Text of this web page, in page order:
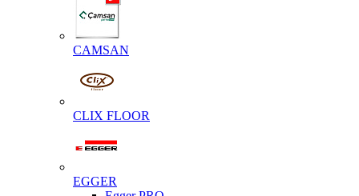
CAMSAN
CLIX FLOOR
EGGER